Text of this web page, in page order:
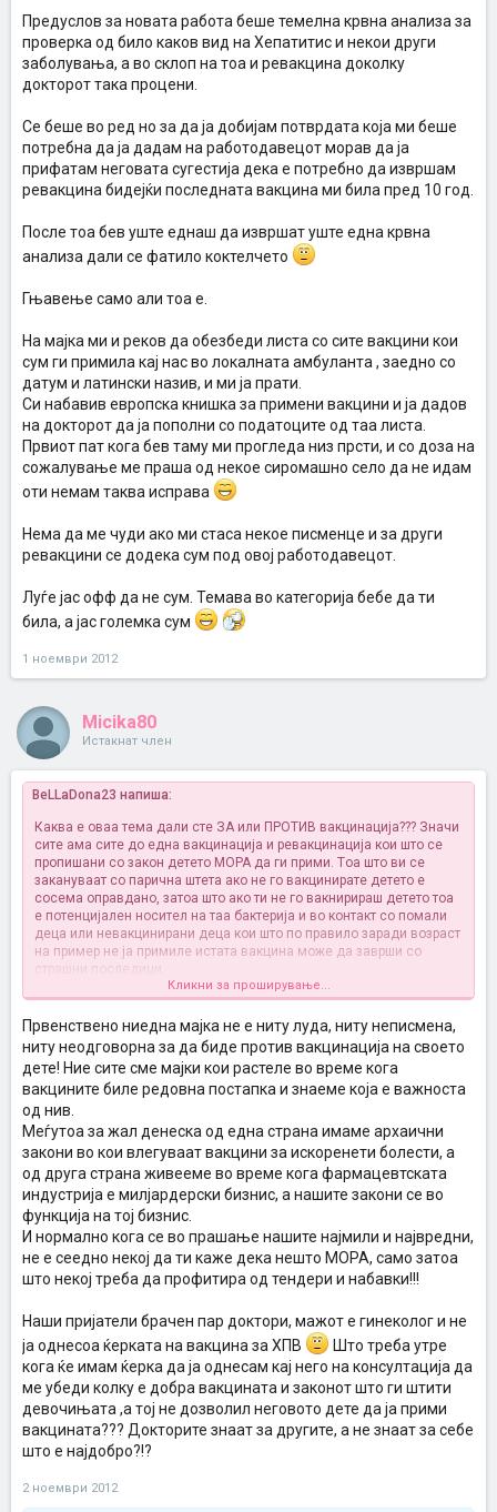
Предуслов за новата работа беше темелна крвна анализа за
проверка од било каков вид на Хепатитис и некои други
заболувања, а во склоп на тоа и ревакцина доколку
докторот така процени.
Се беше во ред но за да ја добијам потврдата која ми беше
потребна да ја дадам на работодавецот морав да ја
прифатам неговата сугестија дека е потребно да извршам
ревакцина бидејќи последната вакцина ми била пред 10 год.
После тоа бев уште еднаш да извршат уште една крвна
анализа дали се фатило коктелчето
Гњавење само али тоа е.
На мајка ми и реков да обезбеди листа со сите вакцини кои
сум ги примила кај нас во локалната амбуланта , заедно со
датум и латински назив, и ми ја прати.
Си набавив европска книшка за примени вакцини и ја дадов
на докторот да ја пополни со податоците од таа листа.
Првиот пат кога бев таму ми прогледа низ прсти, и со доза на
сожалување ме праша од некое сиромашно село да не идам
оти немам таква исправа
Нема да ме чуди ако ми стаса некое писменце и за други
ревакцини се додека сум под овој работодавецот.
Луѓе јас офф да не сум. Темава во категорија бебе да ти
била, а јас големка сум
1 ноември 2012
Micika80
Истакнат член
BeLLaDona23 напиша:
Каква е оваа тема дали сте ЗА или ПРОТИВ вакцинација??? Значи
сите ама сите до една вакцинација и ревакцинација кои што се
пропишани со закон детето МОРА да ги прими. Tоа што ви се
закануваат со парична штета ако не го вакцинирате детето е
сосема оправдано, затоа што ако ти не го вакнирираш детето тоа
е потенцијален носител на таа бактерија и во контакт со помали
деца или невакцинирани деца кои што по правило заради возраст
на пример не ја примиле истата вакцина може да заврши со
страшни последици.
Ве молам поштедете се од читање на такви комерцијални
текстови за вакцинација, кои што го претставуваат вакцинирањето
како непријател на човекот. ваше е да се консултирате со
докторот која вакцина и ПРОТИВ ШТО ке го вакцинирате Вашето
дете ама не и да коментирате дали е тоа потребно.
Кликни за проширување...
Првенствено ниедна мајка не е ниту луда, ниту неписмена,
ниту неодговорна за да биде против вакцинација на своето
дете! Ние сите сме мајки кои растеле во време кога
вакцините биле редовна постапка и знаеме која е важноста
од нив.
Меѓутоа за жал денеска од една страна имаме архаични
закони во кои влегуваат вакцини за искоренети болести, а
од друга страна живееме во време кога фармацевтската
индустрија е милјардерски бизнис, а нашите закони се во
функција на тој бизнис.
И нормално кога се во прашање нашите најмили и највредни,
не е сеедно некој да ти каже дека нешто МОРА, само затоа
што некој треба да профитира од тендери и набавки!!!
Наши пријатели брачен пар доктори, мажот е гинеколог и не
ја однесоа ќерката на вакцина за ХПВ
Што треба утре
кога ќе имам ќерка да ја однесам кај него на консултација да
ме убеди колку е добра вакцината и законот што ги штити
девочињата ,а тој не дозволил неговото дете да ја прими
вакцината??? Докторите знаат за другите, а не знаат за себе
што е најдобро?!?
2 ноември 2012